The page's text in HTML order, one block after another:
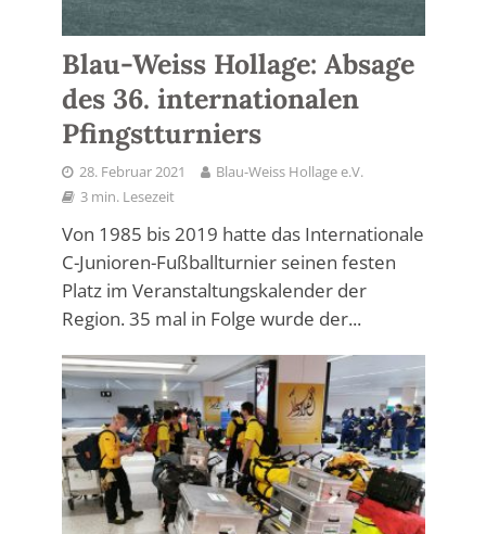
Blau-Weiss Hollage: Absage
des 36. internationalen
Pfingstturniers
28. Februar 2021
Blau-Weiss Hollage e.V.
3 min. Lesezeit
Von 1985 bis 2019 hatte das Internationale
C-Junioren-Fußballturnier seinen festen
Platz im Veranstaltungskalender der
Region. 35 mal in Folge wurde der...